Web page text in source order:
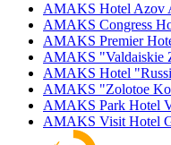
AMAKS Hotel Azov
AMAKS Congress
AMAKS Premier
AMAKS "Valdaiskie
AMAKS Hotel
AMAKS "Zolotoe
AMAKS Park Hotel
AMAKS Visit Hotel